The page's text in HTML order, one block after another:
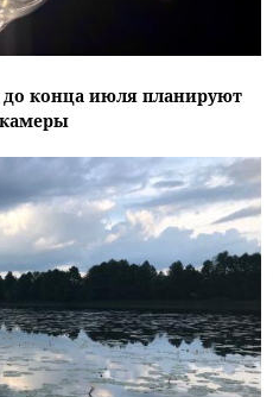
до конца июля планируют